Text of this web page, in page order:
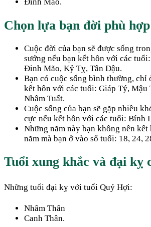
Đinh Mão.
Chọn lựa bạn đời phù
Cuộc đời của bạn sẽ được sống
sướng nếu bạn kết hôn với các
Đinh Mão, Kỷ Tỵ, Tân Dậu.
Bạn có cuộc sống bình thường, chỉ
kết hôn với các tuổi: Giáp Tý, Mậu
Nhâm Tuất.
Cuộc sống của bạn sẽ gặp nhiều
cực nếu kết hôn với các tuổi: Bính
Những năm này bạn không nên kết
năm mà bạn ở vào số tuổi: 18, 24,
Tuổi xung khắc và đại kỵ
Những tuổi đại kỵ với tuổi Quý Hợi:
Nhâm Thân
Canh Thân.